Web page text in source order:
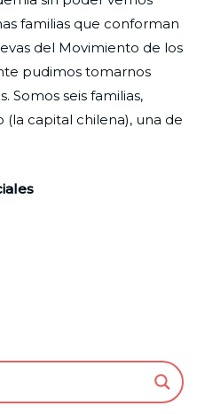
familias que conforman
del Movimiento de los
pudimos tomarnos
Somos seis familias,
(la capital chilena), una de